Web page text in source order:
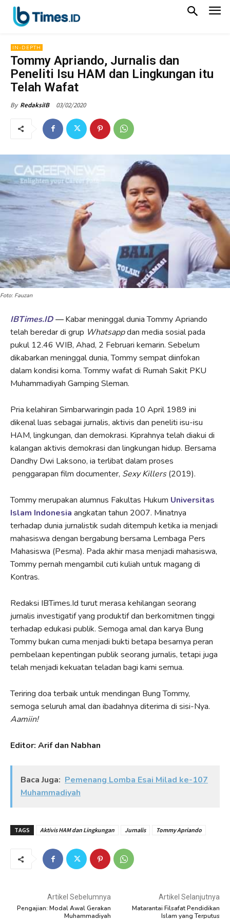
IN-DEPTH
Tommy Apriando, Jurnalis dan
Peneliti Isu HAM dan Lingkungan itu
Telah Wafat
By RedaksiIB 03/02/2020
Foto: Fauzan
IBTimes.ID— Kabar meninggal dunia Tommy Apriando
telah beredar di grup Whatsappdan media sosial pada
pukul 12.46 WIB, Ahad, 2 Februari kemarin. Sebelum
dikabarkan meninggal dunia, Tommy sempat diinfokan
dalam kondisi koma. Tommy wafat di Rumah Sakit PKU
Muhammadiyah Gamping Sleman.
Pria kelahiran Simbarwaringin pada 10 April 1989 ini
dikenal luas sebagai jurnalis, aktivis dan peneliti isu-isu
HAM, lingkungan, dan demokrasi. Kiprahnya telah diakui di
kalangan aktivis demokrasi dan lingkungan hidup. Bersama
Dandhy Dwi Laksono, ia terlibat dalam proses
penggarapan film documenter, Sexy Killers(2019).
Tommy merupakan alumnus Fakultas Hukum Universitas
Islam Indonesia angkatan tahun 2007. Minatnya
terhadap dunia jurnalistik sudah ditempuh ketika ia menjadi
mahasiswa dengan bergabung bersama Lembaga Pers
Mahasiswa (Pesma). Pada akhir masa menjadi mahasiswa,
Tommy pernah mengambil cuti kuliah untuk magang di
Kontras.
Redaksi IBTimes.Id turut merasa kehilangan seorang
jurnalis investigatif yang produktif dan berkomitmen tinggi
terhadap edukasi publik. Semoga amal dan karya Bung
Tommy bukan cuma menjadi bukti betapa besarnya peran
pembelaan kepentingan publik seorang jurnalis, tetapi juga
telah menjadi kekuatan teladan bagi kami semua.
Teriring doa terbaik untuk mendingan Bung Tommy,
semoga seluruh amal dan ibadahnya diterima di sisi-Nya.
Aamiin!
Editor: Arif dan Nabhan
Baca Juga: Pemenang Lomba Esai Milad ke-107
Muhammadiyah
TAGS Aktivis HAM dan Lingkungan Jurnalis Tommy Apriando
Artikel Sebelumnya
Pengajian: Modal Awal Gerakan
Muhammadiyah
Artikel Selanjutnya
Matarantai Filsafat Pendidikan
Islam yang Terputus